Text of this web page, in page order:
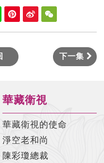
Line Pinterest Sina
Weibo
下一集
華藏衛視
華藏衛視的使命
淨空老和尚
陳彩瓊總裁